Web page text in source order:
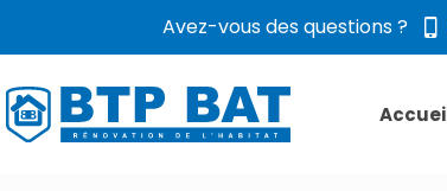
Avez-vous des questions ?